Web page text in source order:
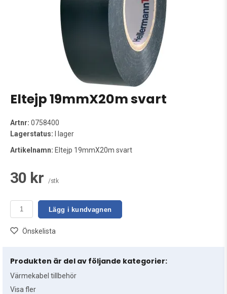
Eltejp 19mmX20m svart
Artnr: 0758400
Lagerstatus: I lager
Artikelnamn: Eltejp 19mmX20m svart
30 kr /stk
Lägg i kundvagnen
Önskelista
Produkten är del av följande kategorier:
Värmekabel tillbehör
Visa fler